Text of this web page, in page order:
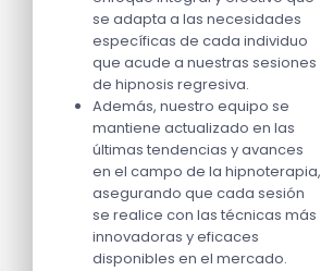
se adapta a las necesidades
específicas de cada individuo
que acude a nuestras sesiones
de hipnosis regresiva.
Además, nuestro equipo se
mantiene actualizado en las
últimas tendencias y avances
en el campo de la hipnoterapia,
asegurando que cada sesión
se realice con las técnicas más
innovadoras y eficaces
disponibles en el mercado.